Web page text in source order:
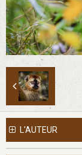
L'AUTEUR